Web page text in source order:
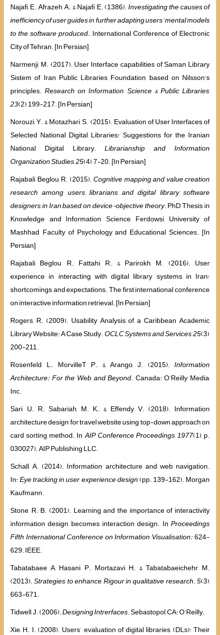
Najafi, E., Afrazeh, A., & Najafi, E. (1386).Investigating the causes of
inefficiency of user guides in further adapting users' mental models
to the software produced. International Conference of Electronic
City of Tehran. [In Persian]
Narmenji, M. (2017). User Interface capabilities of Saman Library
Sistem of Iran Public Libraries Foundation based on Nilsson’s
principles.Research on Information Science & Public Libraries,
23(2), 199-217. [In Persian]
Norouzi, Y., & Motazhari, S. (2015). Evaluation of User Interfaces of
Selected National Digital Libraries: Suggestions for the Iranian
National Digital Library.Librarianship and Information
Organization Studies,25(4), 7-20. [In Persian]
Rajabali Beglou, R. (2015).Cognitive mapping and value creation
research among users, librarians and digital library software
designers in Iran based on device-objective theory. PhD Thesis in
Knowledge and Information Science, Ferdowsi University of
Mashhad, Faculty of Psychology and Educational Sciences. [In
Persian]
Rajabali Beglou, R., Fattahi, R., & Parirokh, M. (2016). User
experience in interacting with digital library systems in Iran:
shortcomings and expectations. The first international conference
on interactive information retrieval. [In Persian]
Rogers, R. (2009). Usability Analysis of a Caribbean Academic
Library Website: A Case Study.OCLC Systems and Services,25(3),
200-211.
Rosenfeld, L., MorvilleT P., & Arango, J. (2015). Information
Architecture: For the Web and Beyond. Canada: O’Reilly Media,
Inc.
Sari, U. R., Sabariah, M. K., & Effendy, V. (2018). Information
architecture design for travel website using top-down approach on
card sorting method. InAIP Conference Proceedings,1977(1), p.
030027). AIP Publishing LLC.
Schall, A. (2014). Information architecture and web navigation.
In:Eye tracking in user experience design(pp. 139-162). Morgan
Kaufmann.
Stone, R. B. (2001). Learning and the importance of interactivity
information design becomes interaction design. In Proceedings
Fifth International Conference on Information Visualisation:624-
629. IEEE.
Tabatabaee A, Hasani, P., Mortazavi, H., & Tabatabaeichehr, M.
(2013).Strategies to enhance Rigour in qualitative research.5(3),
663-671.
Tidwell, J. (2006).Designing Intrerfaces. Sebastopol, CA: O'Reilly.
Xie, H. I. (2008). Users’ evaluation of digital libraries (DLs): Their